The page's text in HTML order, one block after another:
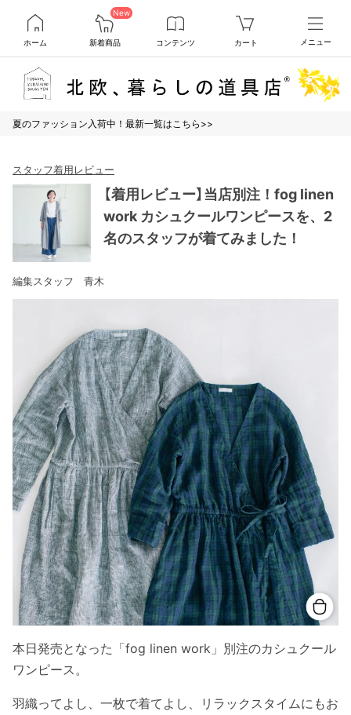
ホーム
New
新着商品 コンテンツ カート メニュー
夏のファッション入荷中！最新一覧はこちら>>
スタッフ着用レビュー
【着用レビュー】当店別注！fog linen
work カシュクールワンピースを、2
名のスタッフが着てみました！
編集スタッフ 青木
本日発売となった「fog linen work」別注のカシュクール
ワンピース。
羽織ってよし、一枚で着てよし、リラックスタイムにもお